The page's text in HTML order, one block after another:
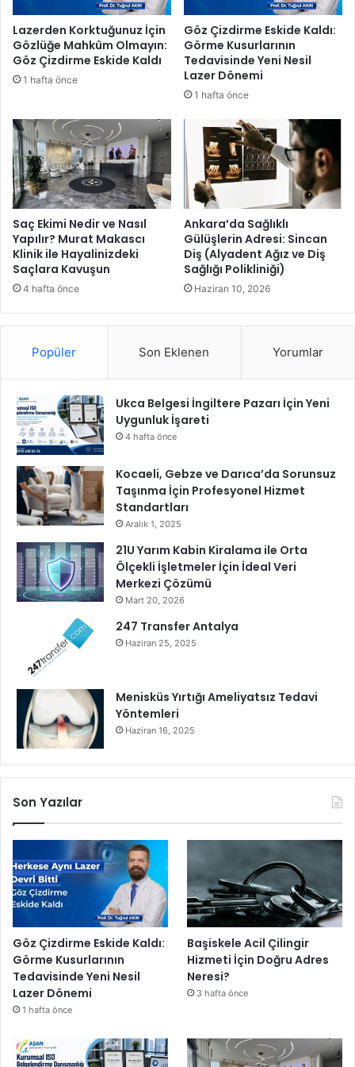
o
r
e
2
5
o
n
y
e
m
d
e
s
t
e
ğ
Lazerden Korktuğunuz İçin
Gözlüğe Mahkûm Olmayın:
Göz Çizdirme Eskide Kaldı
1 hafta önce
Göz Çizdirme Eskide Kaldı:
Görme Kusurlarının
Tedavisinde Yeni Nesil
Lazer Dönemi
1 hafta önce
Saç Ekimi Nedir ve Nasıl
Yapılır? Murat Makascı
Klinik ile Hayalinizdeki
Saçlara Kavuşun
4 hafta önce
Ankara’da Sağlıklı
Gülüşlerin Adresi: Sincan
Diş (Alyadent Ağız ve Diş
Sağlığı Polikliniği)
Haziran 10, 2026
Popüler Son Eklenen Yorumlar
Ukca Belgesi İngiltere Pazarı İçin Yeni
Uygunluk İşareti
4 hafta önce
Kocaeli, Gebze ve Darıca’da Sorunsuz
Taşınma İçin Profesyonel Hizmet
Standartları
Aralık 1, 2025
21U Yarım Kabin Kiralama ile Orta
Ölçekli İşletmeler İçin İdeal Veri
Merkezi Çözümü
Mart 20, 2026
247 Transfer Antalya
Haziran 25, 2025
Menisküs Yırtığı Ameliyatsız Tedavi
Yöntemleri
Haziran 16, 2025
Son Yazılar
Göz Çizdirme Eskide Kaldı:
Görme Kusurlarının
Tedavisinde Yeni Nesil
Lazer Dönemi
1 hafta önce
Başiskele Acil Çilingir
Hizmeti İçin Doğru Adres
Neresi?
3 hafta önce